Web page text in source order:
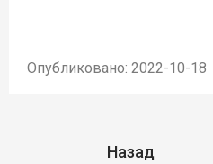
Опубликовано: 2022-10-18
Назад